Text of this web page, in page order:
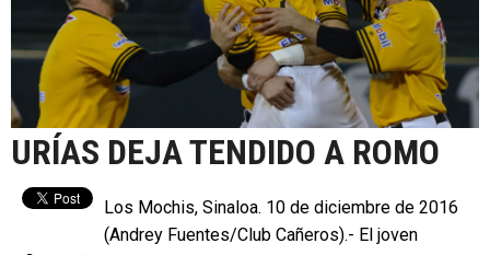
URÍAS DEJA TENDIDO A ROMO
Los Mochis, Sinaloa. 10 de diciembre de 2016
(Andrey Fuentes/Club Cañeros).- El joven